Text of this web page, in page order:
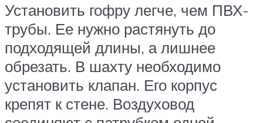
Установить гофру легче, чем ПВХ-
трубы. Ее нужно растянуть до
подходящей длины, а лишнее
обрезать. В шахту необходимо
установить клапан. Его корпус
крепят к стене. Воздуховод